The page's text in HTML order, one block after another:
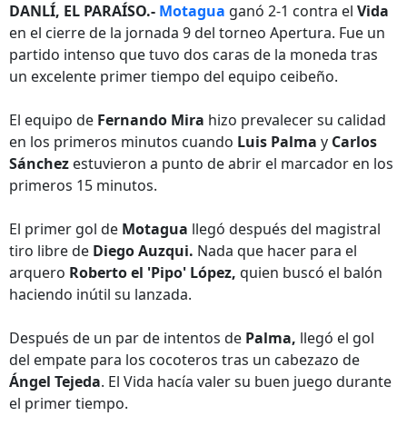
DANLÍ, EL PARAÍSO.- Motagua ganó 2-1 contra el Vida
en el cierre de la jornada 9 del torneo Apertura. Fue un
partido intenso que tuvo dos caras de la moneda tras
un excelente primer tiempo del equipo ceibeño.
El equipo de Fernando Mira hizo prevalecer su calidad
en los primeros minutos cuando Luis Palma y Carlos
Sánchez estuvieron a punto de abrir el marcador en los
primeros 15 minutos.
El primer gol de Motagua llegó después del magistral
tiro libre de Diego Auzqui. Nada que hacer para el
arquero Roberto el 'Pipo' López, quien buscó el balón
haciendo inútil su lanzada.
Después de un par de intentos de Palma, llegó el gol
del empate para los cocoteros tras un cabezazo de
Ángel Tejeda. El Vida hacía valer su buen juego durante
el primer tiempo.